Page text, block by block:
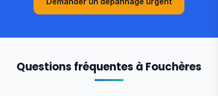
Questions fréquentes à Fouchères